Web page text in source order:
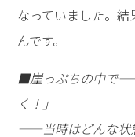
なっていました。
んです。
■崖っぷちの中で
く！」
――当時はどんな状